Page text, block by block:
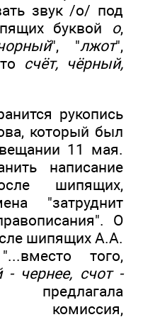
звук /о/ под
буквой о,
", "лжот",
счёт, чёрный,
рукопись
который был
11 мая.
написание
шипящих,
"затруднит
О
шипящих А.А.
того,
- чернее, счот -
комиссия,